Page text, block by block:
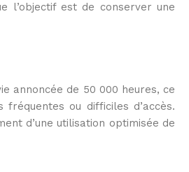
l’objectif est de conserver une
annoncée de 50 000 heures, ce
ou difficiles d’accès.
d’une utilisation optimisée de